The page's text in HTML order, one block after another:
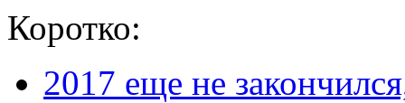
Коротко:
2017 еще не